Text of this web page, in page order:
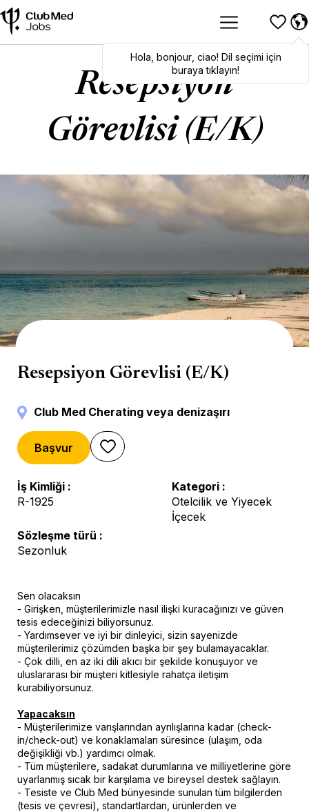
Hola,bonjour,ciao! To switch
languages, click here!
Hola bonjour, ciao! Dil seçimi için
buraya tıklayın!
Resepsiyon
Görevlisi (E/K)
Reception
Resepsiyon Görevlisi (E/K)
Club Med Cherating veya denizaşırı
Başvur
İş Kimliği
R-1925
Kategori
Otelcilik ve Yiyecek
İçecek
Sözleşme türü
Sezonluk
Sen olacaksın
- Girişken, müşterilerimizle nasıl ilişki kuracağınızı ve güven
tesis edeceğinizi biliyorsunuz.
- Yardımsever ve iyi bir dinleyici, sizin sayenizde
müşterilerimiz çözümden başka bir şey bulamayacaklar.
- Çok dilli, en az iki dili akıcı bir şekilde konuşuyor ve
uluslararası bir müşteri kitlesiyle rahatça iletişim
kurabiliyorsunuz.
Yapacaksın
- Müşterilerimize varışlarından ayrılışlarına kadar (check-
in/check-out) ve konaklamaları süresince (ulaşım, oda
değişikliği vb.) yardımcı olmak.
- Tüm müşterilere, sadakat durumlarına ve milliyetlerine göre
uyarlanmış sıcak bir karşılama ve bireysel destek sağlayın.
- Tesiste ve Club Med bünyesinde sunulan tüm bilgilerden
(tesis ve çevresi), standartlardan, ürünlerden ve